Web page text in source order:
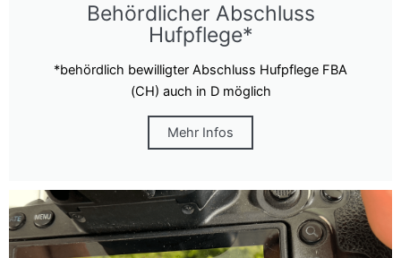
Behördlicher Abschluss
Hufpflege*
*behördlich bewilligter Abschluss Hufpflege FBA
(CH) auch in D möglich
Mehr Infos